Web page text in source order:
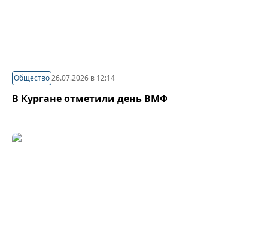
Общество26.07.2026 в 12:14
В Кургане отметили день ВМФ